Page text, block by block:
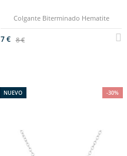
Colgante Biterminado Hematite
7 € 8 €
-30%
NUEVO